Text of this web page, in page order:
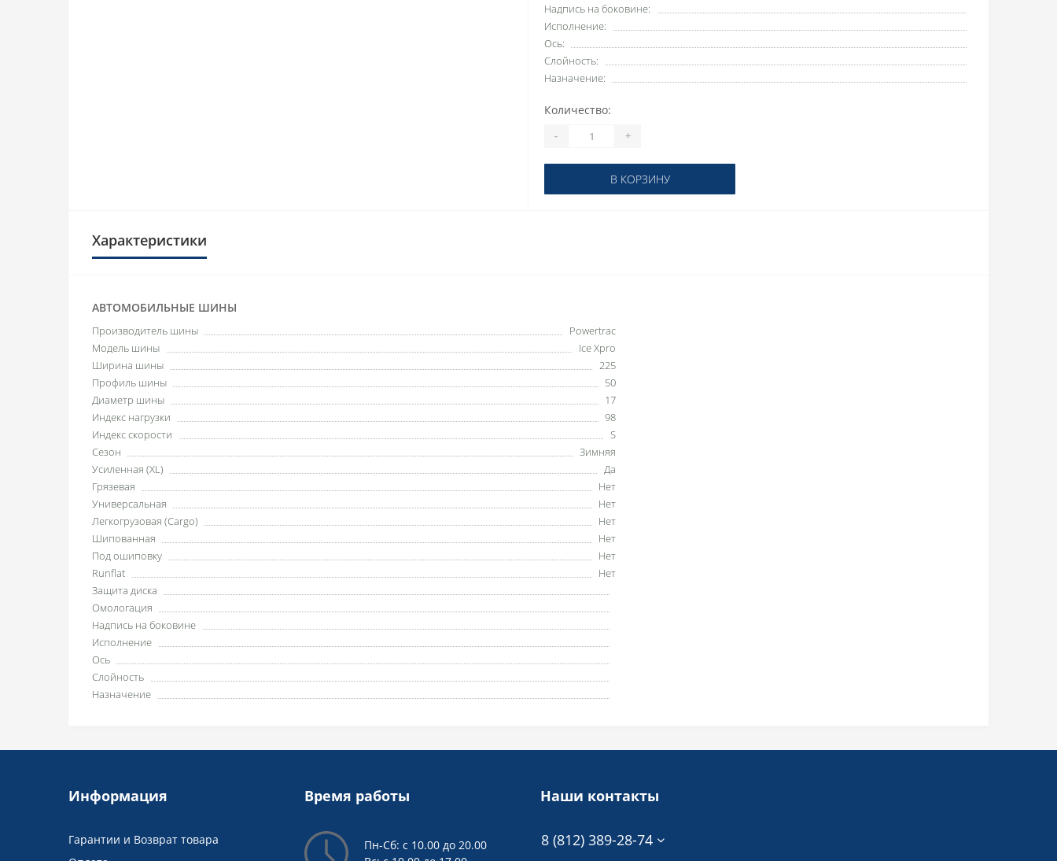
Надпись на боковине:
Исполнение:
Ось:
Слойность:
Назначение:
Количество:
- +
В КОРЗИНУ
Характеристики
АВТОМОБИЛЬНЫЕ ШИНЫ
Производитель шины
Powertrac
Модель шины
Ice Xpro
Ширина шины
225
Профиль шины
50
Диаметр шины
17
Индекс нагрузки
98
Индекс скорости
S
Сезон
Зимняя
Усиленная (XL)
Да
Грязевая
Нет
Универсальная
Нет
Легкогрузовая (Cargo)
Нет
Шипованная
Нет
Под ошиповку
Нет
Runflat
Нет
Защита диска
Омологация
Надпись на боковине
Исполнение
Ось
Слойность
Назначение
Информация
Гарантии и Возврат товара
Время работы
Пн-Сб: с 10.00 до 20.00
Наши контакты
8 (812) 389-28-74